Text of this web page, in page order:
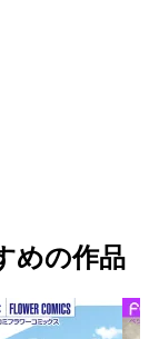
めの作品